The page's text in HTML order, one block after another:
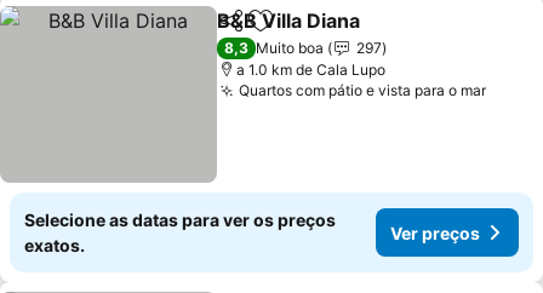
PartilharAdicionar aos favoritos
B&B Villa Diana
8,3 Muito boa
297
a 1.0 km de Cala Lupo
Quartos com pátio e vista para o mar
Selecione as datas para ver os preços
exatos.
Ver preços